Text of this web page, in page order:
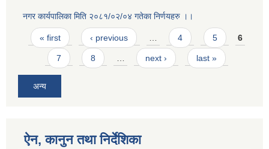
नगर कार्यपालिका मिति २०८१/०२/०४ गतेका निर्णयहरु ।।
Pages
« first ‹ previous … 4 5 6
7 8 … next › last »
अन्य
ऐन, कानुन तथा निर्देशिका